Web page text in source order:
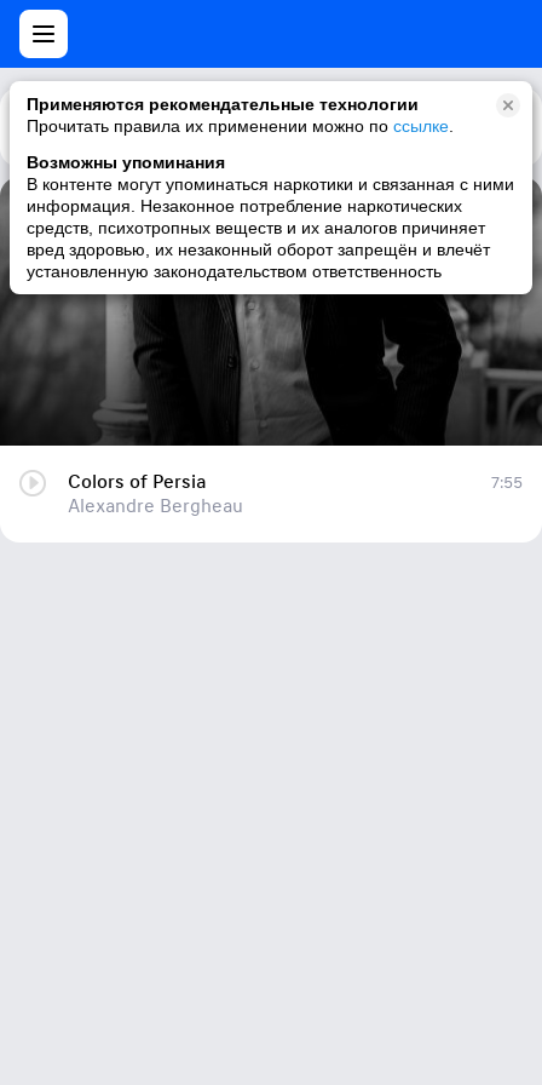
Применяются рекомендательные технологии
Прочитать правила их применении можно по ссылке
Возможны упоминания
В контенте могут упоминаться наркотики и связанная с ними
информация. Незаконное потребление наркотических
средств, психотропных веществ и их аналогов причиняет
вред здоровью, их незаконный оборот запрещён и влечёт
установленную законодательством ответственность
Каталог Рекомендации
Colors of Persia
Alexandre Bergheau
Colors of Persia
Alexandre Bergheau
7:55